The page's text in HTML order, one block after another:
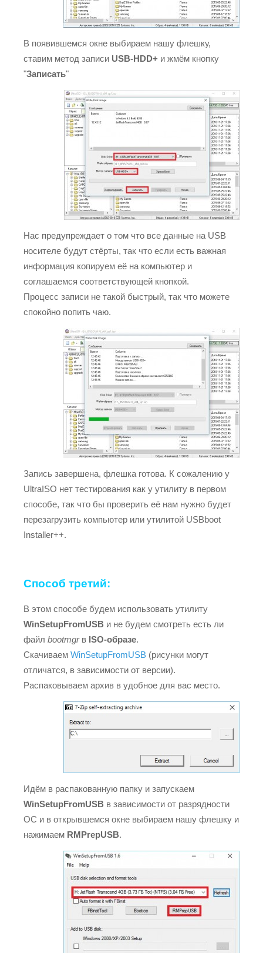
В появившемся окне выбираем нашу флешку,
ставим метод записи USB-HDD+ и жмём кнопку
"Записать"
Нас предупреждает о том что все данные на USB
носителе будут стёрты, так что если есть важная
информация копируем её на компьютер и
соглашаемся соответствующей кнопкой.
Процесс записи не такой быстрый, так что можете
спокойно попить чаю.
Запись завершена, флешка готова. К сожалению у
UltraISO нет тестирования как у утилиту в первом
способе, так что бы проверить её нам нужно будет
перезагрузить компьютер или утилитой USBboot
Installer++.
Способ третий:
В этом способе будем использовать утилиту
WinSetupFromUSB и не будем смотреть есть ли
файл bootmgrв ISO-образе.
Скачиваем WinSetupFromUSB (рисунки могут
отличатся, в зависимости от версии).
Распаковываем архив в удобное для вас место.
Идём в распакованную папку и запускаем
WinSetupFromUSB в зависимости от разрядности
ОС и в открывшемся окне выбираем нашу флешку и
нажимаем RMPrepUSB.